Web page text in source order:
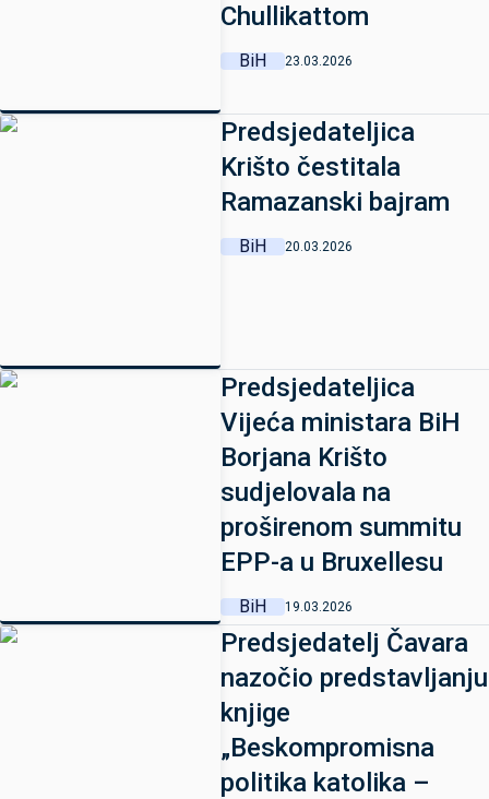
Chullikattom
BiH 23.03.2026
Predsjedateljica
Krišto čestitala
Ramazanski bajram
BiH 20.03.2026
Predsjedateljica
Vijeća ministara BiH
Borjana Krišto
sudjelovala na
proširenom summitu
EPP-a u Bruxellesu
BiH 19.03.2026
Predsjedatelj Čavara
nazočio predstavljanju
knjige
„Beskompromisna
politika katolika –